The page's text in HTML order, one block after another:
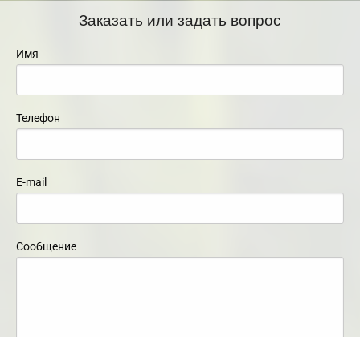
Заказать или задать вопрос
Имя
Телефон
E-mail
Сообщение